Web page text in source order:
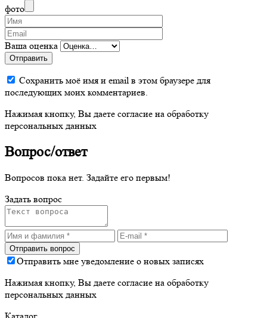
фото
Ваша оценка
Отправить
Сохранить моё имя и email в этом браузере для
последующих моих комментариев.
Нажимая кнопку, Вы даете согласие на обработку
персональных данных
Вопрос/ответ
Вопросов пока нет. Задайте его первым!
Задать вопрос
Отправить мне уведомление о новых записях
Нажимая кнопку, Вы даете согласие на обработку
персональных данных